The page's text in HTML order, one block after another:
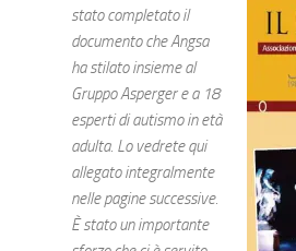
stato completato il
documento che Angsa
ha stilato insieme al
Gruppo Asperger e a 18
esperti di autismo in età
adulta. Lo vedrete qui
allegato integralmente
nelle pagine successive.
È stato un importante